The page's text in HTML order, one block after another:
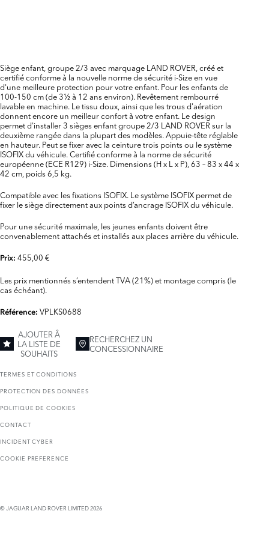
Siège enfant, groupe 2/3 avec marquage LAND ROVER, créé et
certifié conforme à la nouvelle norme de sécurité i-Size en vue
d'une meilleure protection pour votre enfant. Pour les enfants de
100-150 cm (de 3½ à 12 ans environ). Revêtement rembourré
lavable en machine. Le tissu doux, ainsi que les trous d'aération
donnent encore un meilleur confort à votre enfant. Le design
permet d'installer 3 sièges enfant groupe 2/3 LAND ROVER sur la
deuxième rangée dans la plupart des modèles. Appuie-tête réglable
en hauteur. Peut se fixer avec la ceinture trois points ou le système
ISOFIX du véhicule. Certifié conforme à la norme de sécurité
européenne (ECE R129) i-Size. Dimensions (H x L x P), 63 – 83 x 44 x
42 cm, poids 6,5 kg.
Compatible avec les fixations ISOFIX. Le système ISOFIX permet de
fixer le siège directement aux points d’ancrage ISOFIX du véhicule.
Pour une sécurité maximale, les jeunes enfants doivent être
convenablement attachés et installés aux places arrière du véhicule.
Prix: 455,00 €
Les prix mentionnés s’entendent TVA (21%) et montage compris (le
cas échéant).
Référence: VPLKS0688
AJOUTER Â
LA LISTE DE
SOUHAITS
RECHERCHEZ UN
CONCESSIONNAIRE
TERMES ET CONDITIONS
PROTECTION DES DONNÉES
POLITIQUE DE COOKIES
CONTACT
INCIDENT CYBER
COOKIE PREFERENCE
© JAGUAR LAND ROVER LIMITED 2026